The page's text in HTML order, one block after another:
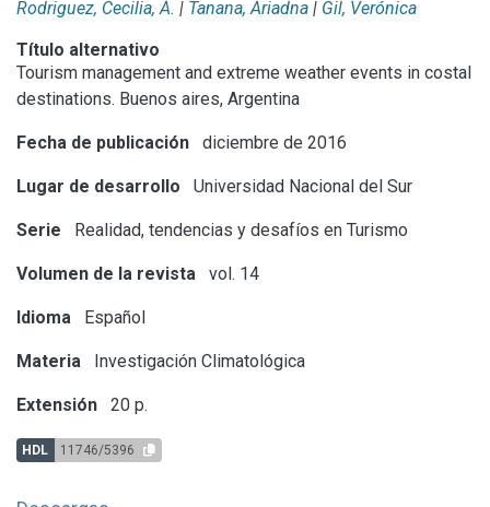
Rodriguez, Cecilia, A. | Tanana, Ariadna | Gil, Verónica
Título alternativo
Tourism management and extreme weather events in costal
destinations. Buenos aires, Argentina
Fecha de publicación diciembre de 2016
Lugar de desarrollo Universidad Nacional del Sur
Serie Realidad, tendencias y desafíos en Turismo
Volumen de la revista vol. 14
Idioma Español
Materia Investigación Climatológica
Extensión 20 p.
HDL 11746/5396